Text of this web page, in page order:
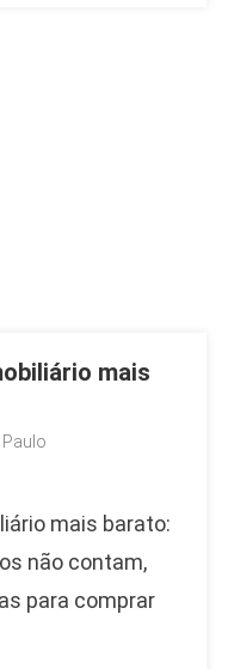
mais
mais barato:
não contam,
para comprar